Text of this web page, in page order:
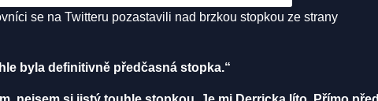
se na Twitteru pozastavili nad brzkou stopkou ze strany
byla definitivně předčasná stopka.“